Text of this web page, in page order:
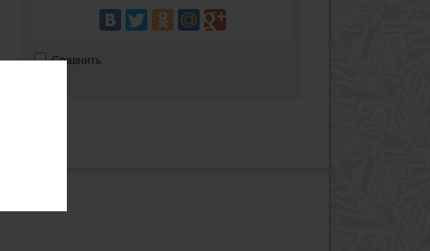
Сравнить